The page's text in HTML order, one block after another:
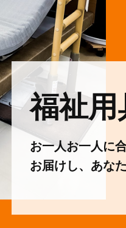
福祉
お一人お一人に
お届けし、あな